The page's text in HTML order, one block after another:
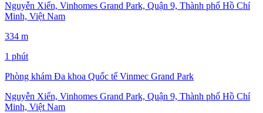
Nguyễn Xiển, Vinhomes Grand Park, Quận 9, Thành phố Hồ Chí
Minh, Việt Nam
334 m
1 phút
Phòng khám Đa khoa Quốc tế Vinmec Grand Park
Nguyễn Xiển, Vinhomes Grand Park, Quận 9, Thành phố Hồ Chí
Minh, Việt Nam